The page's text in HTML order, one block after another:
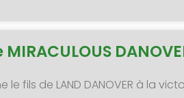
le fils de LAND DANOVER à la